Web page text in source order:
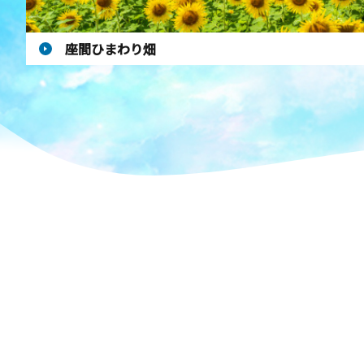
座間ひまわり畑